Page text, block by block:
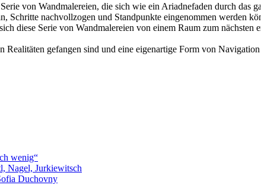
von Wandmalereien, die sich wie ein Ariadnefaden durch das
Schritte nachvollzogen und Standpunkte eingenommen werden
diese Serie von Wandmalereien von einem Raum zum
Realitäten gefangen sind und eine eigenartige Form von
wenig“
Nagel, Jurkiewitsch
Duchovny